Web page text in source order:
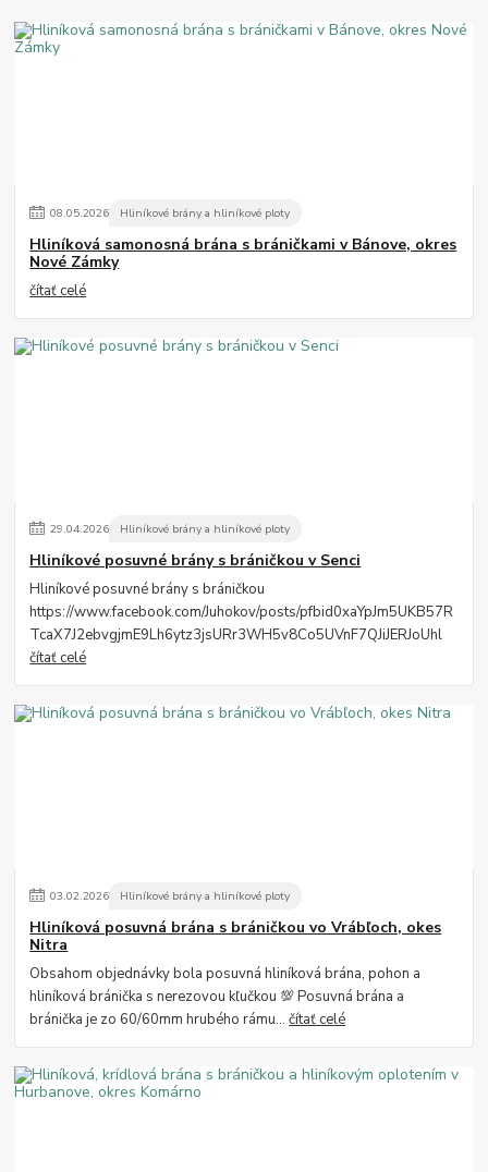
08.05.2026 Hliníkové brány a hliníkové ploty
Hliníková samonosná brána s bráničkami v Bánove, okres
Nové Zámky
čítať celé
29.04.2026 Hliníkové brány a hliníkové ploty
Hliníkové posuvné brány s bráničkou v Senci
Hliníkové posuvné brány s bráničkou
https://www.facebook.com/Juhokov/posts/pfbid0xaYpJm5UKB57R
TcaX7J2ebvgjmE9Lh6ytz3jsURr3WH5v8Co5UVnF7QJiJERJoUhl
čítať celé
03.02.2026 Hliníkové brány a hliníkové ploty
Hliníková posuvná brána s bráničkou vo Vrábľoch, okes
Nitra
Obsahom objednávky bola posuvná hliníková brána, pohon a
hliníková bránička s nerezovou kľučkou 💯 Posuvná brána a
bránička je zo 60/60mm hrubého rámu...čítať celé